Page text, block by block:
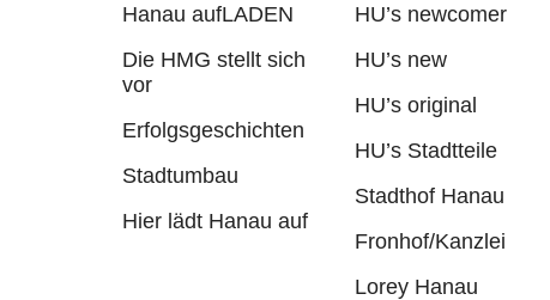
Hanau aufLADEN
Die HMG stellt sich
vor
Erfolgsgeschichten
Stadtumbau
Hier lädt Hanau auf
HU’s newcomer
HU’s new
HU’s original
HU’s Stadtteile
Stadthof Hanau
Fronhof/Kanzlei
Lorey Hanau